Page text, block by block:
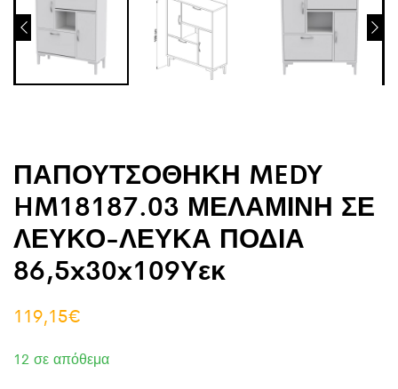
ΠΑΠΟΥΤΣΟΘΗΚΗ MEDY
HM18187.03 ΜΕΛΑΜΙΝΗ ΣΕ
ΛΕΥΚΟ-ΛΕΥΚΑ ΠΟΔΙΑ
86,5x30x109Υεκ
119,15€
12 σε απόθεμα